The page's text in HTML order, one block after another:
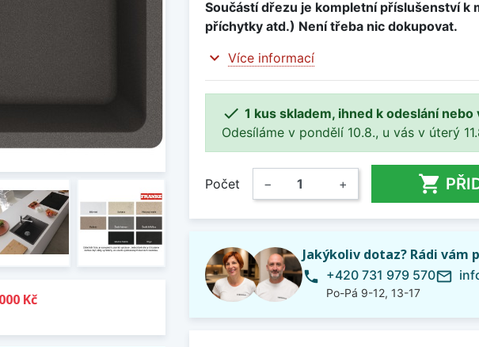
Kč
Součástí dřezu je kompletní příslušenství k
příchytky atd.) Není třeba nic dokupovat.
expand_more Více informací
 1 kus skladem, ihned k odeslání
Odesíláme v pondělí 10.8., u vás v úterý
Počet − + 
Jakýkoliv dotaz? Rádi vám
phone +420 731 979 570
Po-Pá 9-12, 13-17
mail_outline